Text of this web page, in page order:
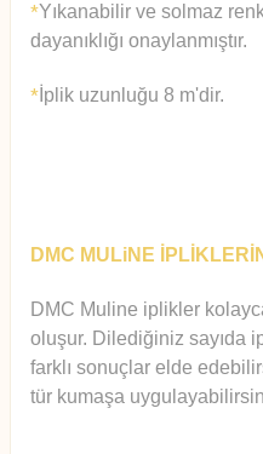
*Yıkanabilir ve solmaz
dayanıklığı onaylanmıştır.
* İplik uzunluğu 8 m'dir.
DMC MULiNE
DMC Muline iplikler
oluşur. Dilediğiniz sayıda
farklı sonuçlar elde
tür kumaşa